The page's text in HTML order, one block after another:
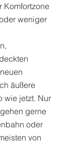
Komfortzone
weniger
äußere
wie jetzt. Nur
gerne
oder
von